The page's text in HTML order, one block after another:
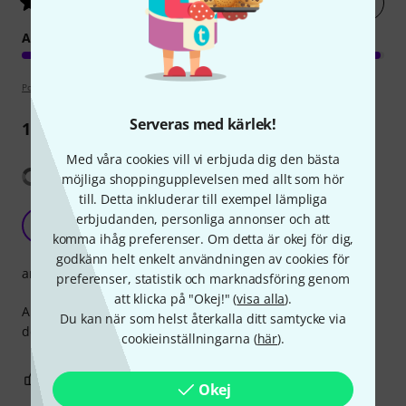
Serveras med kärlek!
Med våra cookies vill vi erbjuda dig den bästa
möjliga shoppingupplevelsen med allt som hör
till. Detta inkluderar till exempel lämpliga
erbjudanden, personliga annonser och att
komma ihåg preferenser. Om detta är okej för dig,
godkänn helt enkelt användningen av cookies för
preferenser, statistik och marknadsföring genom
att klicka på "Okej!" (visa alla).
Du kan när som helst återkalla ditt samtycke via
cookieinställningarna (här).
Okej
ARRANGEMANG
Poängpolicy
11 Recensioner
Visa översättning
Excellent!
Johnny Ska 16.03.2020
Amazing quality and accuracy, this song book
delivers...everything it promises...!
arrangemang